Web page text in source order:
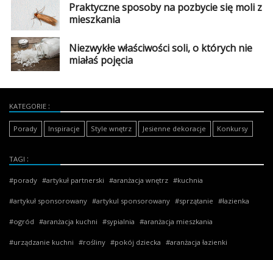
Praktyczne sposoby na pozbycie się moli z
mieszkania
Niezwykłe właściwości soli, o których nie
miałaś pojęcia
KATEGORIE
Porady Inspiracje Style wnętrz Jesienne dekoracje Konkursy
TAGI
porady artykuł partnerski aranżacja wnętrz kuchnia
artykuł sponsorowany artykul sponsorowany sprzątanie łazienka
ogród aranżacja kuchni sypialnia aranżacja mieszkania
urządzanie kuchni rośliny pokój dziecka aranżacja łazienki